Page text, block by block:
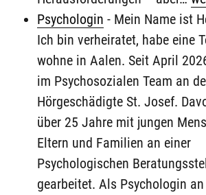
Psychologin - Mein Name ist
Ich bin verheiratet, habe eine
wohne in Aalen. Seit April
im Psychosozialen Team an
Hörgeschädigte St. Josef.
über 25 Jahre mit jungen
Eltern und Familien an einer
Psychologischen
gearbeitet. Als Psychologin